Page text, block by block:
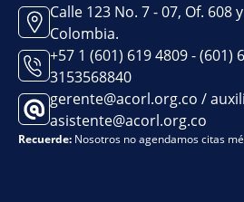
Calle 123 No. 7 - 07, Of. 608
Colombia.
+57 1 (601) 619 4809 - (601)
3153568840
gerente@acorl.org.co /
asistente@acorl.org.co
Recuerde: Nosotros no agendamos citas